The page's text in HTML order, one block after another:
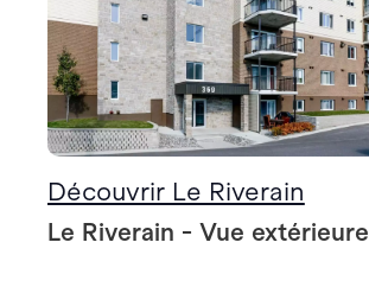
Découvrir Le Riverain
Le Riverain - Vue extérieure